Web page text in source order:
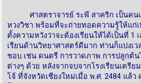
ศาสตราจารย์ ระพี สาคริก เป็นคนเ
หวงวิชา พร้อมที่จะถ่ายทอดความรู้ให้แก่
ตั้งความหวังว่าจะต้องเรียนให้ได้เป็นที่ 1
เรียนด้านวิทยาศาสตร์ดีมาก ท่านก็แบ่งเ
ชอบ เช่น ดนตรี การวาดภาพ การปลูกต้
ต่างๆ ด้วย หลังจากจบจากโรงเรียนเตรี
โจ้ ที่จังหวัดเชียงใหม่เมื่อ พ.ศ. 2484 แล้ว